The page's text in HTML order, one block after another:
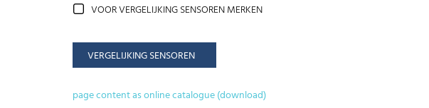
VOOR VERGELIJKING SENSOREN MERKEN
VERGELIJKING SENSOREN
page content as online catalogue (download)